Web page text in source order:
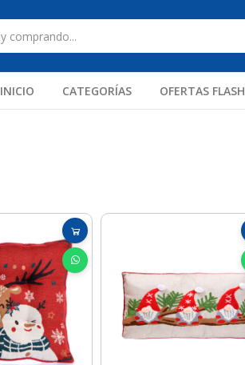
INICIO CATEGORÍAS OFERTAS FLASH